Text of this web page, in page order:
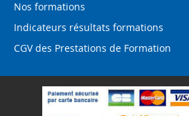
Nos formations
Indicateurs résultats formations
CGV des Prestations de Formation